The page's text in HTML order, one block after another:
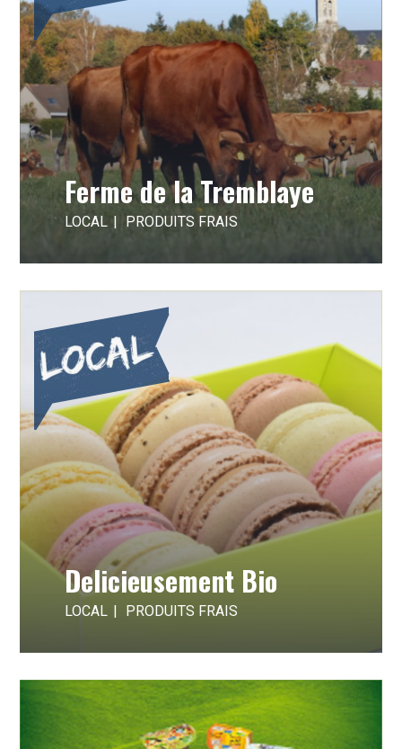
Ferme de la Tremblaye
LOCAL PRODUITS FRAIS
Delicieusement Bio
LOCAL PRODUITS FRAIS